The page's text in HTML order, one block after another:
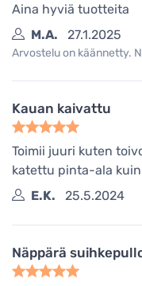
Aina hyviä tuotteita
M.A.
27.1.2025
Arvostelu on käännetty.
Kauan kaivattu
Toimii juuri kuten
katettu pinta-ala
E.K.
25.5.2024
Näppärä